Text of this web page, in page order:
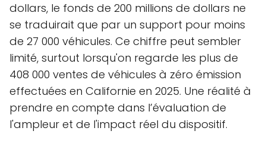
dollars, le fonds de 200 millions de dollars ne
se traduirait que par un support pour moins
de 27 000 véhicules. Ce chiffre peut sembler
limité, surtout lorsqu'on regarde les plus de
408 000 ventes de véhicules à zéro émission
effectuées en Californie en 2025. Une réalité à
prendre en compte dans l’évaluation de
l'ampleur et de l'impact réel du dispositif.